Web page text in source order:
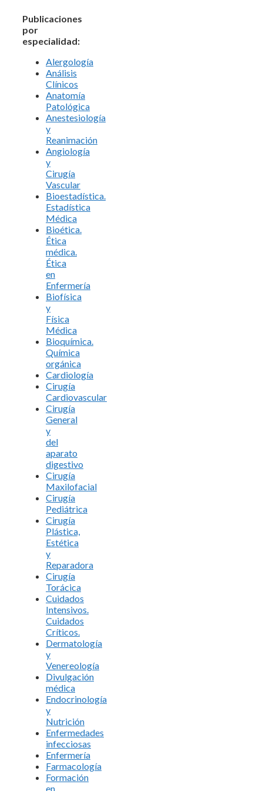
Publicaciones
por
especialidad:
Alergología
Análisis
Clínicos
Anatomía
Patológica
Anestesiología
y
Reanimación
Angiología
y
Cirugía
Vascular
Bioestadística.
Estadística
Médica
Bioética.
Ética
médica.
Ética
en
Enfermería
Biofísica
y
Física
Médica
Bioquímica.
Química
orgánica
Cardiología
Cirugía
Cardiovascular
Cirugía
General
y
del
aparato
digestivo
Cirugía
Maxilofacial
Cirugía
Pediátrica
Cirugía
Plástica,
Estética
y
Reparadora
Cirugía
Torácica
Cuidados
Intensivos.
Cuidados
Críticos.
Dermatología
y
Venereología
Divulgación
médica
Endocrinología
y
Nutrición
Enfermedades
infecciosas
Enfermería
Farmacología
Formación
en